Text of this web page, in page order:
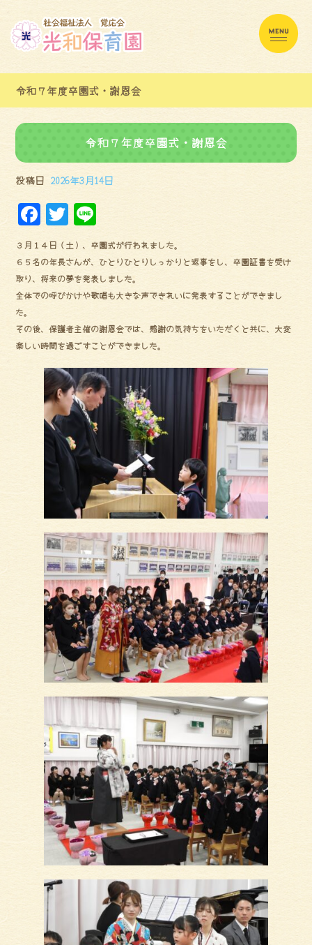
令和７年度卒園式・謝恩会
令和７年度卒園式・謝恩会
投稿日 2026年3月14日
F
a
ce
bo
ok
Tw
it
te
r
ne
３月１４日（土）、卒園式が行われました。
６５名の年長さんが、ひとりひとりしっかりと返事をし、卒園証書を受け
取り、将来の夢を発表しました。
全体での呼びかけや歌唱も大きな声できれいに発表することができまし
た。
その後、保護者主催の謝恩会では、感謝の気持ちをいただくと共に、大変
楽しい時間を過ごすことができました。